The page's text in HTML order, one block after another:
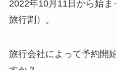
2022年10月11日から始
旅行割）。
旅行会社によって予約開